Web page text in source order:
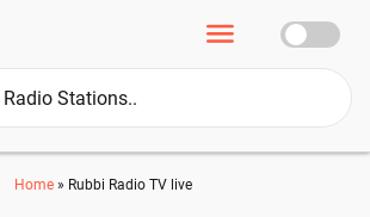
Home» Rubbi Radio TV live